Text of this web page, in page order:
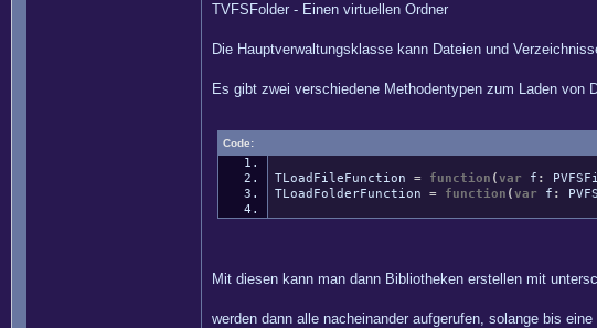
TVFSFolder - Einen virtuellen Ordner
Die Hauptverwaltungsklasse kann Dateien und
Es gibt zwei verschiedene Methodentypen zum Laden von
Code:
TLoadFileFunction = function (var f :
TLoadFolderFunction = function (var f :
Mit diesen kann man dann Bibliotheken erstellen mit
werden dann alle nacheinander aufgerufen, solange bis